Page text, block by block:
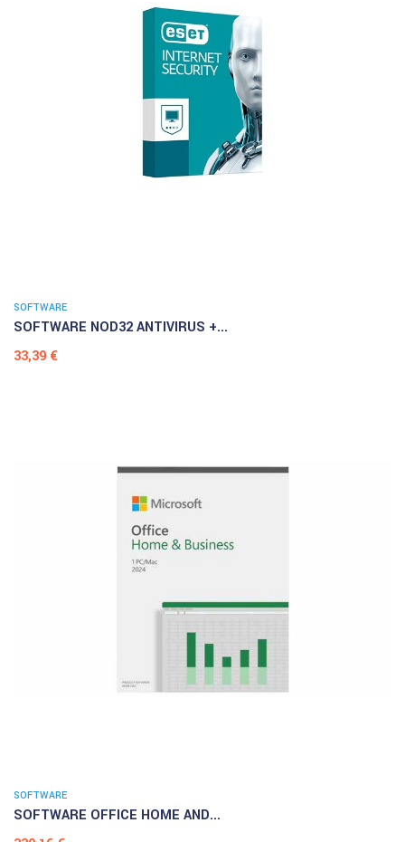
SOFTWARE
SOFTWARE NOD32 ANTIVIRUS +...
Prezzo
33,39 €
SOFTWARE
SOFTWARE OFFICE HOME AND...